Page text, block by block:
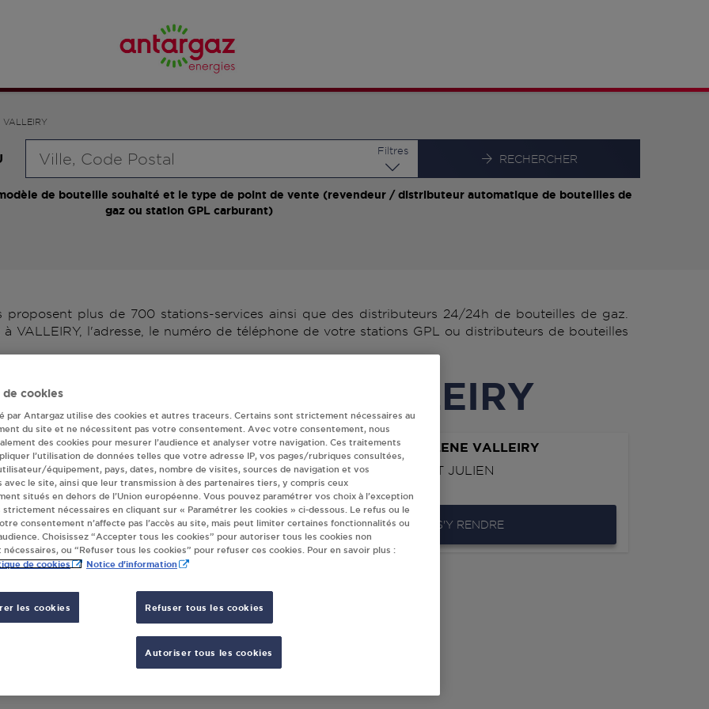
VALLEIRY
Filtres
RECHERCHER
de bouteille souhaité et le type de point de vente (revendeur / distributeur automatique de bouteilles de
gaz ou station GPL carburant)
proposent plus de 700 stations-services ainsi que des distributeurs 24/24h de bouteilles de gaz.
VALLEIRY, l'adresse, le numéro de téléphone de votre stations GPL ou distributeurs de bouteilles
Antargaz à VALLEIRY
GPL CARBURANT TOTAL VALLEIRY
DE NORD A40
VALLEIRY
S'Y RENDRE
VIVAL TELES MARLENE VALLEIRY
23 ROUTE DE SAINT JULIEN
74520
S'Y RENDRE
ARTISANS
VALLEIRY
S'Y RENDRE
de cookies
par Antargaz utilise des cookies et autres traceurs. Certains sont strictement nécessaires au
du site et ne nécessitent pas votre consentement. Avec votre consentement, nous
des cookies pour mesurer l’audience et analyser votre navigation. Ces traitements
l’utilisation de données telles que votre adresse IP, vos pages/rubriques consultées,
équipement, pays, dates, nombre de visites, sources de navigation et vos
avec le site, ainsi que leur transmission à des partenaires tiers, y compris ceux
situés en dehors de l’Union européenne. Vous pouvez paramétrer vos choix à l’exception
strictement nécessaires en cliquant sur « Paramétrer les cookies » ci-dessous. Le refus ou le
consentement n’affecte pas l’accès au site, mais peut limiter certaines fonctionnalités ou
Choisissez “Accepter tous les cookies” pour autoriser tous les cookies non
ou “Refuser tous les cookies” pour refuser ces cookies. Pour en savoir plus :
de cookies Notice d'information
les cookies Refuser tous les cookies
Autoriser tous les cookies